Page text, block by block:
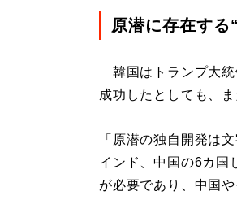
原潜に存在する
韓国はトランプ大統
成功したとしても、
「原潜の独自開発は
インド、中国の6カ国
が必要であり、中国